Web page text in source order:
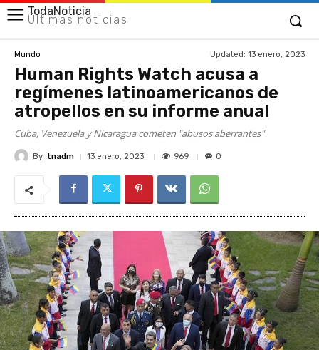
TodaNoticia
Últimas noticias
Mundo Updated: 13 enero, 2023
Human Rights Watch acusa a
regímenes latinoamericanos de
atropellos en su informe anual
Cuba, Venezuela y Nicaragua cometen "abusos aberrantes"
By tnadm 13 enero, 2023 969 0